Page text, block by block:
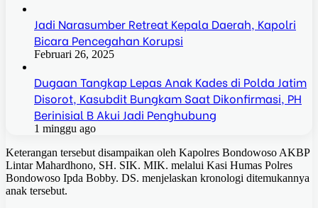
Jadi Narasumber Retreat Kepala Daerah, Kapolri
Bicara Pencegahan Korupsi
Februari 26, 2025
Dugaan Tangkap Lepas Anak Kades di Polda Jatim
Disorot, Kasubdit Bungkam Saat Dikonfirmasi, PH
Berinisial B Akui Jadi Penghubung
1 minggu ago
Keterangan tersebut disampaikan oleh Kapolres Bondowoso AKBP
Lintar Mahardhono, SH. SIK. MIK. melalui Kasi Humas Polres
Bondowoso Ipda Bobby. DS. menjelaskan kronologi ditemukannya
anak tersebut.